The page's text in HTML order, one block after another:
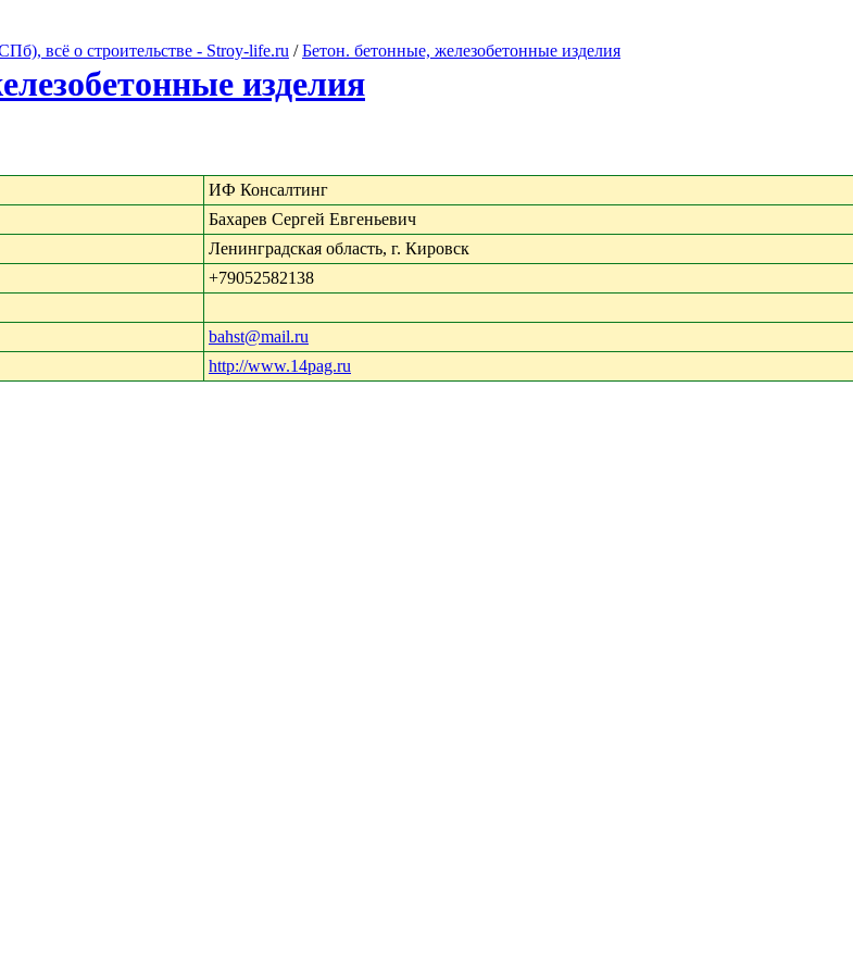
всё о строительстве - Stroy-life.ru /Бетон. бетонные, железобетонные изделия
изделия
ИФ Консалтинг
Бахарев Сергей Евгеньевич
Ленинградская область, г. Кировск
+79052582138
bahst@mail.ru
http://www.14pag.ru